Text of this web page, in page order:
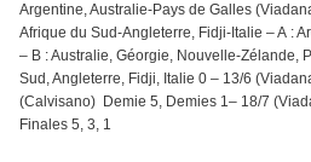
Argentine, Australie-Pays de Galles
Afrique du Sud-Angleterre, Fidji-Italie – A :
– B : Australie, Géorgie, Nouvelle-Zélande,
Sud, Angleterre, Fidji, Italie 0 – 13/6
(Calvisano) Demie 5, Demies 1– 18/7
Finales 5, 3, 1